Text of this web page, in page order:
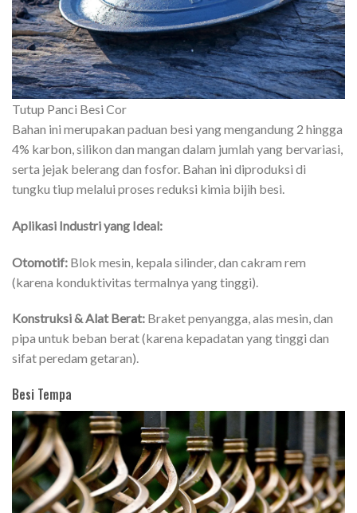
Tutup Panci Besi Cor
Bahan ini merupakan paduan besi yang mengandung 2 hingga
4% karbon, silikon dan mangan dalam jumlah yang bervariasi,
serta jejak belerang dan fosfor. Bahan ini diproduksi di
tungku tiup melalui proses reduksi kimia bijih besi.
Aplikasi Industri yang Ideal:
Otomotif: Blok mesin, kepala silinder, dan cakram rem
(karena konduktivitas termalnya yang tinggi).
Konstruksi & Alat Berat: Braket penyangga, alas mesin, dan
pipa untuk beban berat (karena kepadatan yang tinggi dan
sifat peredam getaran).
Besi Tempa